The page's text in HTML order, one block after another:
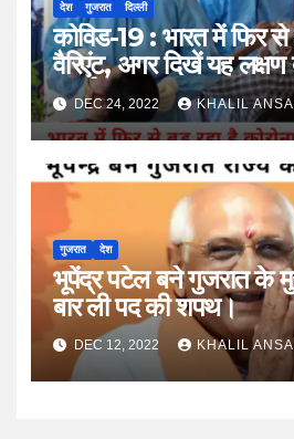
देश गुजरात दिल्ली
कोविड-19 : भारत में फिर से
वैरिएंट, अगर दिखें यह लक्षण
सतर्क।
DEC 24, 2022 KHALIL
गुजरात देश
भूपेंद्र पटेल बने गुजरात के
बार ली पद की शपथ।
DEC 12, 2022 KHALIL